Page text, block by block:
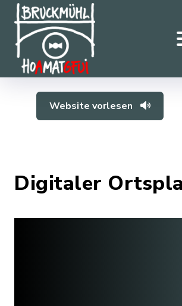
Website vorlesen
Digitaler